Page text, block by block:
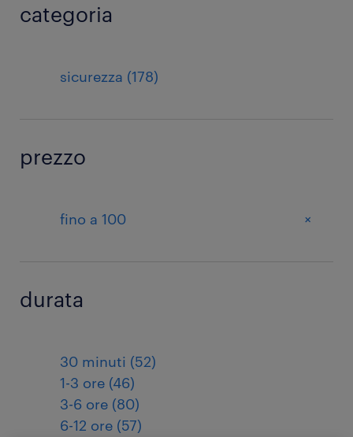
categoria
sicurezza (178)
prezzo
fino a 100 +
durata
30 minuti (52)
1-3 ore (46)
3-6 ore (80)
6-12 ore (57)